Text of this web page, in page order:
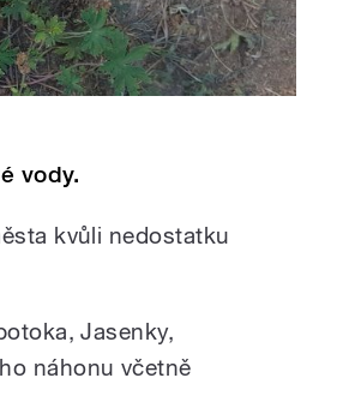
vody.
kvůli nedostatku
Jasenky,
náhonu včetně